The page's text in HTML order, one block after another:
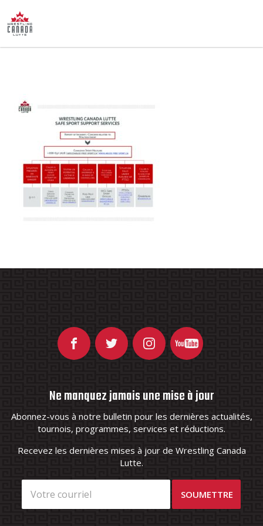
Ne manquez jamais une mise à jour
Abonnez-vous à notre bulletin pour les dernières actualités,
tournois, programmes, services et réductions.
Recevez les dernières mises à jour de Wrestling Canada
Lutte.